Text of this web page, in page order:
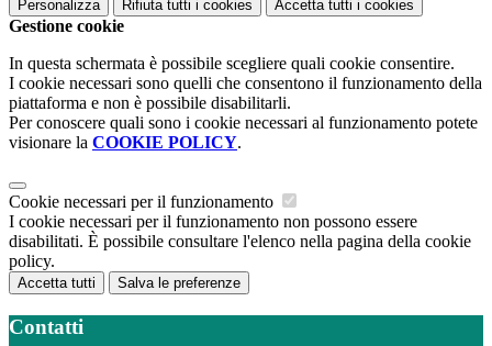
Personalizza Rifiuta tutti i cookies Accetta tutti i cookies
Gestione cookie
In questa schermata è possibile scegliere quali cookie consentire.
I cookie necessari sono quelli che consentono il funzionamento della
piattaforma e non è possibile disabilitarli.
Per conoscere quali sono i cookie necessari al funzionamento potete
visionare la COOKIE POLICY.
Cookie necessari per il funzionamento
I cookie necessari per il funzionamento non possono essere
disabilitati. È possibile consultare l'elenco nella pagina della cookie
policy.
Accetta tutti Salva le preferenze
Contatti